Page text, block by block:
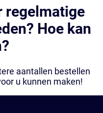
regelmatige
Hoe kan
aantallen bestellen
u kunnen maken!